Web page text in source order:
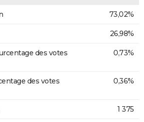
73,02%
26,98%
des votes
0,73%
des votes
0,36%
1 375